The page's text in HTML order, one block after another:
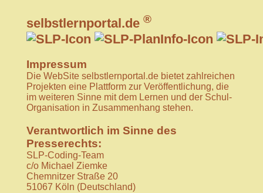
selbstlernportal.de ®
Impressum
Die WebSite selbstlernportal.de bietet zahlreichen
Projekten eine Plattform zur Veröffentlichung, die
im weiteren Sinne mit dem Lernen und der Schul-
Organisation in Zusammenhang stehen.
Verantwortlich im Sinne des
Presserechts:
SLP-Coding-Team
c/o Michael Ziemke
Chemnitzer Straße 20
51067 Köln (Deutschland)